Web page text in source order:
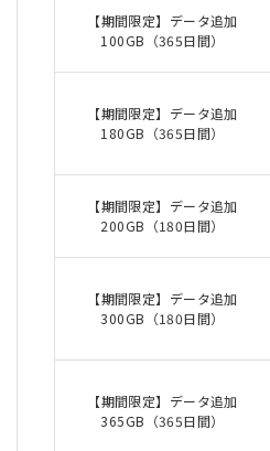
【期間限定】データ追加
100GB（365日間）
【期間限定】データ追加
180GB（365日間）
【期間限定】データ追加
200GB（180日間）
【期間限定】データ追加
300GB（180日間）
【期間限定】データ追加
365GB（365日間）